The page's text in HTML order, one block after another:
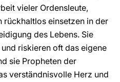
vieler Ordensleute,
rückhaltlos einsetzen in der
des Lebens. Sie
riskieren oft das eigene
sie Propheten der
verständnisvolle Herz und